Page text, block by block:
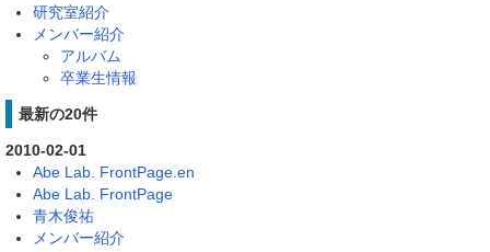
研究室紹介
メンバー紹介
アルバム
卒業生情報
最新の20件
2010-02-01
Abe Lab. FrontPage.en
Abe Lab. FrontPage
青木俊祐
メンバー紹介